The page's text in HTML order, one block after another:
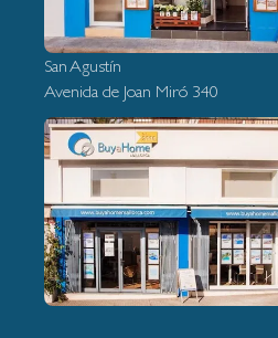
San Agustín
Avenida de Joan Miró 340